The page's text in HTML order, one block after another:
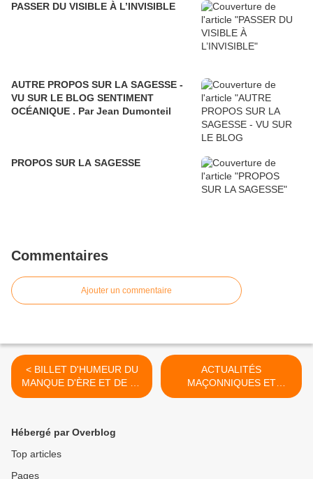
PASSER DU VISIBLE À L’INVISIBLE
AUTRE PROPOS SUR LA SAGESSE -
VU SUR LE BLOG SENTIMENT
OCÉANIQUE . Par Jean Dumonteil
PROPOS SUR LA SAGESSE
Commentaires
Ajouter un commentaire
< BILLET D'HUMEUR DU
MANQUE D'ÈRE ET DE LA
SOUMISSION
ACTUALITÉS
MAÇONNIQUES ET
AUTRES >
Hébergé par Overblog
Top articles
Pages